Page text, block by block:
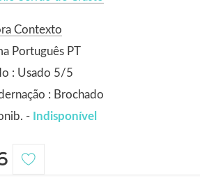
Contexto
Português PT
: Usado 5/5
: Brochado
- Indisponível